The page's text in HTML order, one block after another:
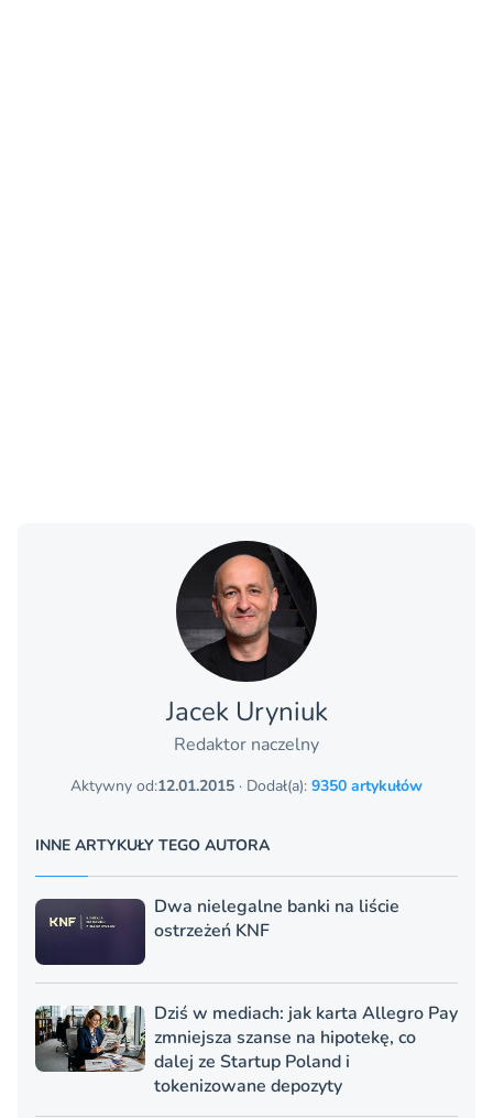
Jacek Uryniuk
Redaktor naczelny
Aktywny od:12.01.2015 · Dodał(a): 9350 artykułów
INNE ARTYKUŁY TEGO AUTORA
Dwa nielegalne banki na liście
ostrzeżeń KNF
Dziś w mediach: jak karta Allegro Pay
zmniejsza szanse na hipotekę, co
dalej ze Startup Poland i
tokenizowane depozyty